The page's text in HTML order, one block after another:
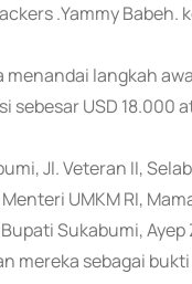
.Yammy Babeh.
langkah
sebesar USD 18.000
Jl. Veteran II,
UMKM RI,
Sukabumi, Ayep
mereka sebagai